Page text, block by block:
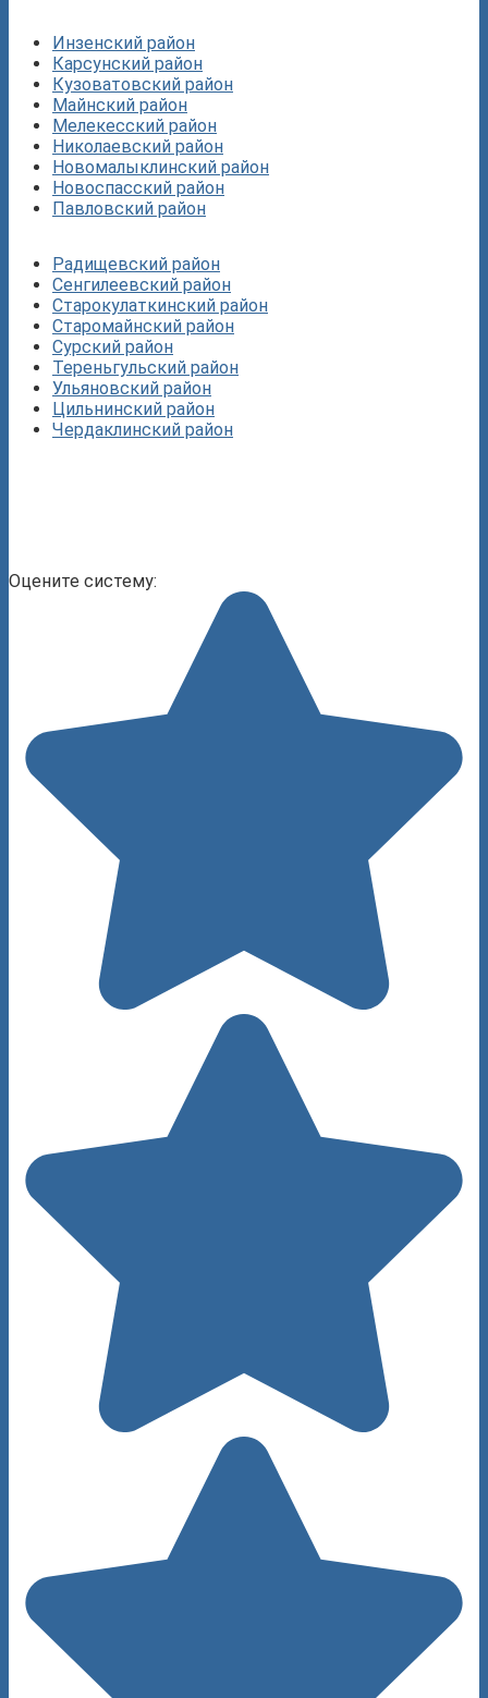
Инзенский район
Карсунский район
Кузоватовский район
Майнский район
Мелекесский район
Николаевский район
Новомалыклинский район
Новоспасский район
Павловский район
Радищевский район
Сенгилеевский район
Старокулаткинский район
Старомайнский район
Сурский район
Тереньгульский район
Ульяновский район
Цильнинский район
Чердаклинский район
Оцените систему: